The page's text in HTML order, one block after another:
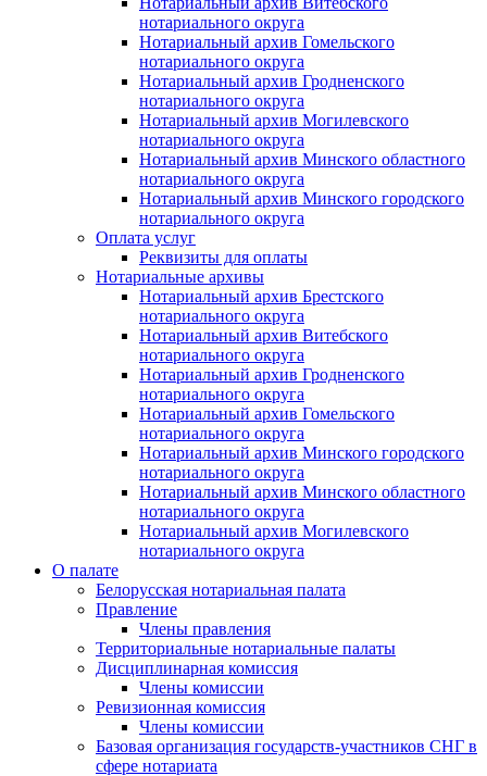
нотариального округа
Нотариальный архив Гомельского
нотариального округа
Нотариальный архив Гродненского
нотариального округа
Нотариальный архив Могилевского
нотариального округа
Нотариальный архив Минского областного
нотариального округа
Нотариальный архив Минского городского
нотариального округа
Оплата услуг
Реквизиты для оплаты
Нотариальные архивы
Нотариальный архив Брестского
нотариального округа
Нотариальный архив Витебского
нотариального округа
Нотариальный архив Гродненского
нотариального округа
Нотариальный архив Гомельского
нотариального округа
Нотариальный архив Минского городского
нотариального округа
Нотариальный архив Минского областного
нотариального округа
Нотариальный архив Могилевского
нотариального округа
О палате
Белорусская нотариальная палата
Правление
Члены правления
Территориальные нотариальные палаты
Дисциплинарная комиссия
Члены комиссии
Ревизионная комиссия
Члены комиссии
Базовая организация государств-участников СНГ в
сфере нотариата